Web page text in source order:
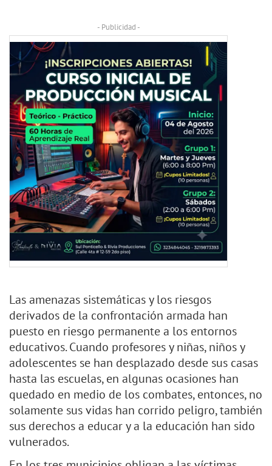
- Publicidad -
Las amenazas sistemáticas y los riesgos
derivados de la confrontación armada han
puesto en riesgo permanente a los entornos
educativos. Cuando profesores y niñas, niños y
adolescentes se han desplazado desde sus casas
hasta las escuelas, en algunas ocasiones han
quedado en medio de los combates, entonces, no
solamente sus vidas han corrido peligro, también
sus derechos a educar y a la educación han sido
vulnerados.